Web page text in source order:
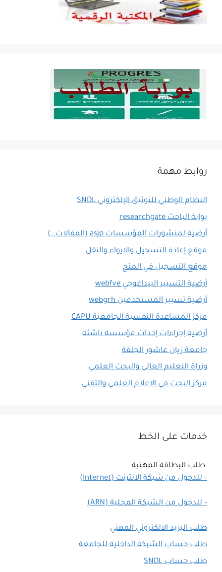
روابط مهمة
النظام الوطني للتوثيق الإلكتروني SNDL
بوابة الباحث researchgate
أرضية لمنشورات المؤسسات asjp (المقالات…)
موقع إعادة التسجيل والايواء والنقل
موقع التسجيل في المنح
أرضية التسيير البيداغوجي webfve
أرضية تسيير المستخدمين webgrh
مركز المساعدة النفسية الجامعية CAPU
أرضية إجراءات إحداث مؤسسة ناشئة
جامعة زيان عاشور الجلفة
وزراة التعليم العالي والبحث العلمي
مركز البحث في الاعلام العلمي والتقني
خدمات على الخط
طلب البطاقة المهنية
– للدخول من شبكة الانترنت (Internet)
– للدخول من الشبكة المحلية (ARN)
طلب البريد الالكتروني المهني
طلب حساب الشبكة الداخلية للجامعة
طلب حساب SNDL